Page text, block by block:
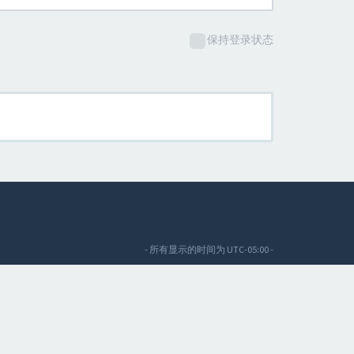
保持登录状态
- 所有显示的时间为 UTC-05:00-